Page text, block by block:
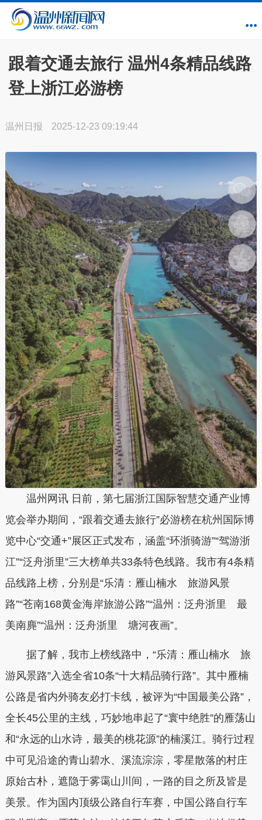
跟着交通去旅行 温州4条精品线路
登上浙江必游榜
温州日报 2025-12-23 09:19:44
温州网讯 日前，第七届浙江国际智慧交通产业博
览会举办期间，“跟着交通去旅行”必游榜在杭州国际博
览中心“交通+”展区正式发布，涵盖“环浙骑游”“驾游浙
江”“泛舟浙里”三大榜单共33条特色线路。我市有4条精
品线路上榜，分别是“乐清：雁山楠水 旅游风景
路”“苍南168黄金海岸旅游公路”“温州：泛舟浙里 最
美南麂”“温州：泛舟浙里 塘河夜画”。
据了解，我市上榜线路中，“乐清：雁山楠水 旅
游风景路”入选全省10条“十大精品骑行路”。其中雁楠
公路是省内外骑友必打卡线，被评为“中国最美公路”，
全长45公里的主线，巧妙地串起了“寰中绝胜”的雁荡山
和“永远的山水诗，最美的桃花源”的楠溪江。骑行过程
中可见沿途的青山碧水、溪流淙淙，零星散落的村庄
原始古朴，遮隐于雾霭山川间，一路的目之所及皆是
美景。作为国内顶级公路自行车赛，中国公路自行车